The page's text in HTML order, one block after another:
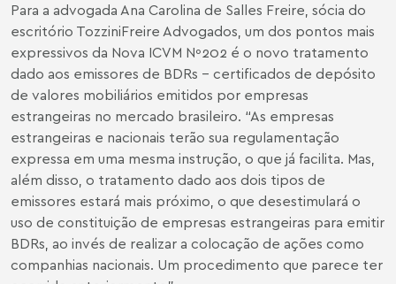
Para a advogada Ana Carolina de Salles Freire, sócia do
escritório TozziniFreire Advogados, um dos pontos mais
expressivos da Nova ICVM Nº202 é o novo tratamento
dado aos emissores de BDRs - certificados de depósito
de valores mobiliários emitidos por empresas
estrangeiras no mercado brasileiro. “As empresas
estrangeiras e nacionais terão sua regulamentação
expressa em uma mesma instrução, o que já facilita. Mas,
além disso, o tratamento dado aos dois tipos de
emissores estará mais próximo, o que desestimulará o
uso de constituição de empresas estrangeiras para emitir
BDRs, ao invés de realizar a colocação de ações como
companhias nacionais. Um procedimento que parece ter